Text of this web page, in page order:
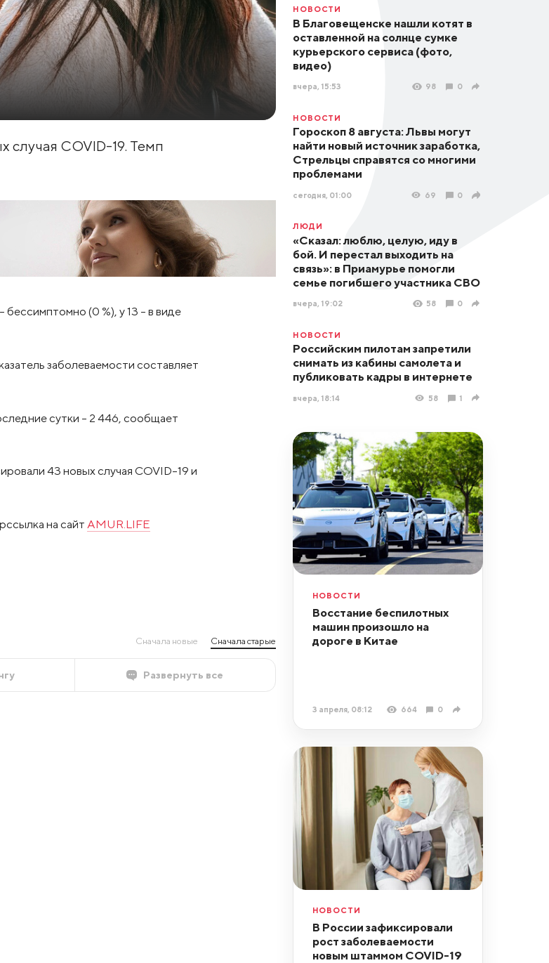
случая COVID-19. Темп
(0 %), у 13 – в виде
заболеваемости составляет
сутки – 2 446, сообщает
43 новых случая COVID-19 и
на сайт AMUR.LIFE
Сначала новые Сначала старые
Развернуть все
НОВОСТИ
В Благовещенске нашли котят в
оставленной на солнце сумке
курьерского сервиса (фото,
видео)
вчера, 15:53 98 0
НОВОСТИ
Гороскоп 8 августа: Львы могут
найти новый источник заработка,
Стрельцы справятся со многими
проблемами
сегодня, 01:00 69 0
ЛЮДИ
«Сказал: люблю, целую, иду в
бой. И перестал выходить на
связь»: в Приамурье помогли
семье погибшего участника СВО
вчера, 19:02 58 0
НОВОСТИ
Российским пилотам запретили
снимать из кабины самолета и
публиковать кадры в интернете
вчера, 18:14 58 1
НОВОСТИ
Восстание беспилотных
машин произошло на
дороге в Китае
3 апреля, 08:12 664 0
НОВОСТИ
В России зафиксировали
рост заболеваемости
новым штаммом COVID-19